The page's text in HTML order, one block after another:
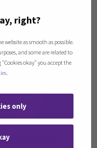
right?
website as smooth as possible.
and some are related to
"Cookies okay" you accept the
.
only